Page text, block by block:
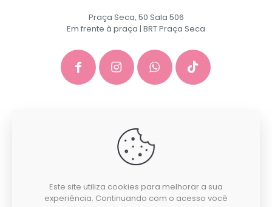
Praça Seca, 50 Sala 506
Em frente à praça | BRT Praça Seca
GACEP SERVICOS E COMERCIO DE INFORMATICA E
PAPELARIA EIRELI - CNPJ: 35.581.130/0001-40
Este site utiliza cookies para melhorar a sua
experiência. Continuando com o acesso você